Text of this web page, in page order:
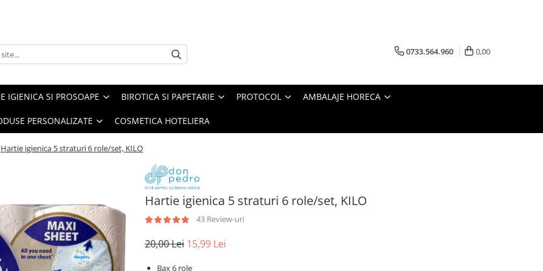
0733.564.960 0,00
IGIENICA SI PROSOAPE BIROTICA SI PAPETARIE PROTOCOL AMBALAJE HORECA
PERSONALIZATE COSMETICA HOTELIERA
Hartie igienica 5 straturi 6 role/set, KILO
Hartie igienica 5 straturi 6 role/set, KILO
43 Review-uri
20,00 Lei 15,99 Lei
Bax 6 role